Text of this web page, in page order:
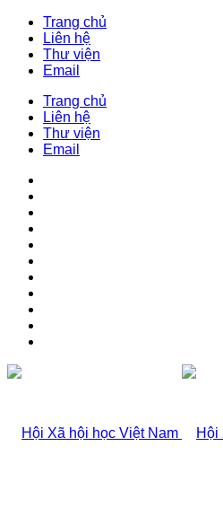
Trang chủ
Liên hệ
Thư viện
Email
Trang chủ
Liên hệ
Thư viện
Email